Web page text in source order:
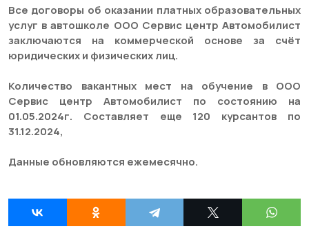
Все договоры об оказании платных образовательных
услуг в автошколе ООО Сервис центр Автомобилист
заключаются на коммерческой основе за счёт
юридических и физических лиц.
Количество вакантных мест на обучение в ООО
Сервис центр Автомобилист по состоянию на
01.05.2024г. Составляет еще 120 курсантов по
31.12.2024,
Данные обновляются ежемесячно.